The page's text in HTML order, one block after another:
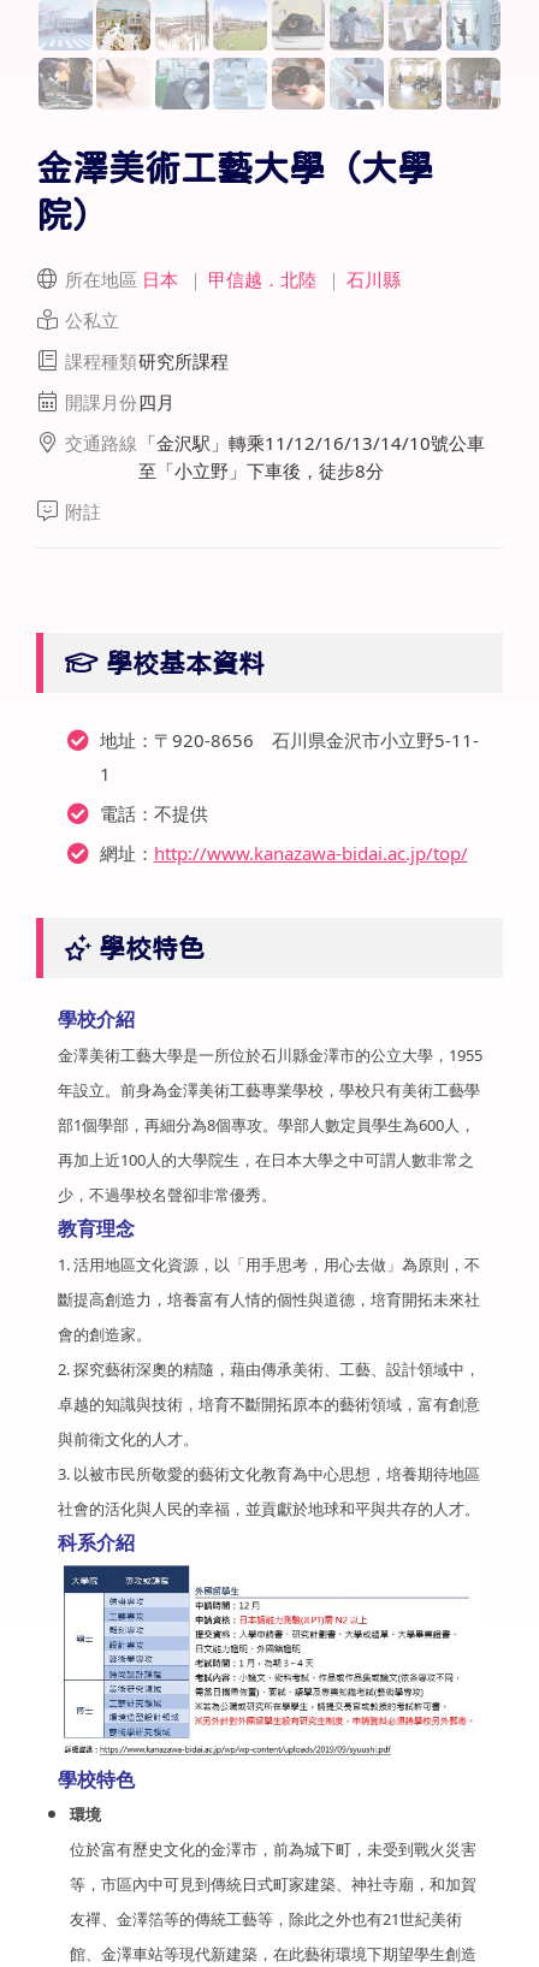
金澤美術工藝大學（大學
院）
所在地區 日本 ｜ 甲信越．北陸 ｜ 石川縣
公私立
課程種類研究所課程
開課月份四月
交通路線 「金沢駅」轉乘11/12/16/13/14/10號公車
至「小立野」下車後，徒步8分
附註
學校基本資料
地址：〒920-8656 石川県金沢市小立野5-11-
1
電話：不提供
網址： http://www.kanazawa-bidai.ac.jp/top/
學校特色
學校介紹
金澤美術工藝大學是一所位於石川縣金澤市的公立大學，1955
年設立。前身為金澤美術工藝專業學校，學校只有美術工藝學
部1個學部，再細分為8個專攻。學部人數定員學生為600人，
再加上近100人的大學院生，在日本大學之中可謂人數非常之
少，不過學校名聲卻非常優秀。
教育理念
1. 活用地區文化資源，以「用手思考，用心去做」為原則，不
斷提高創造力，培養富有人情的個性與道德，培育開拓未來社
會的創造家。
2. 探究藝術深奧的精隨，藉由傳承美術、工藝、設計領域中，
卓越的知識與技術，培育不斷開拓原本的藝術領域，富有創意
與前衛文化的人才。
3. 以被市民所敬愛的藝術文化教育為中心思想，培養期待地區
社會的活化與人民的幸福，並貢獻於地球和平與共存的人才。
科系介紹
學校特色
環境
位於富有歷史文化的金澤市，前為城下町，未受到戰火災害
等，市區內中可見到傳統日式町家建築、神社寺廟，和加賀
友禪、金澤箔等的傳統工藝等，除此之外也有21世紀美術
館、金澤車站等現代新建築，在此藝術環境下期望學生創造